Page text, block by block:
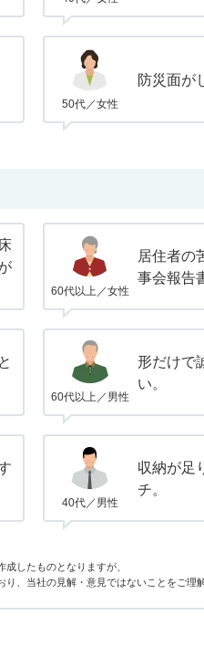
50代／女性
防災面が
60代以上／女性
居住者の
事会報告
60代以上／男性
形だけで
い。
40代／男性
収納が足
チ。
したものとなりますが、
、当社の見解・意見ではないことをご理